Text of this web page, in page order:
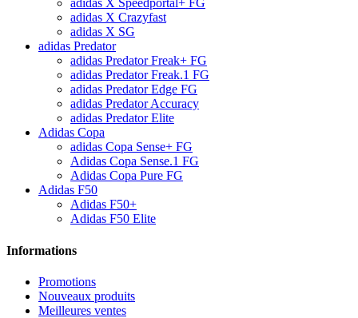
adidas X Speedportal+ FG
adidas X Crazyfast
adidas X SG
adidas Predator
adidas Predator Freak+ FG
adidas Predator Freak.1 FG
adidas Predator Edge FG
adidas Predator Accuracy
adidas Predator Elite
Adidas Copa
adidas Copa Sense+ FG
Adidas Copa Sense.1 FG
Adidas Copa Pure FG
Adidas F50
Adidas F50+
Adidas F50 Elite
Informations
Promotions
Nouveaux produits
Meilleures ventes